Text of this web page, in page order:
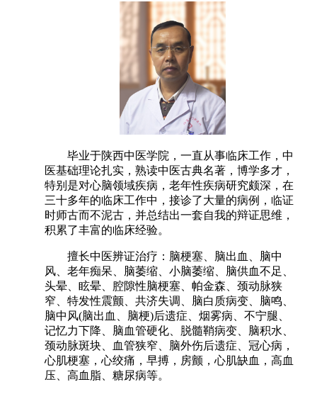
毕业于陕西中医学院，一直从事临床工作，中
医基础理论扎实，熟读中医古典名著，博学多才，
特别是对心脑领域疾病，老年性疾病研究颇深，在
三十多年的临床工作中，接诊了大量的病例，临证
时师古而不泥古，并总结出一套自我的辩证思维，
积累了丰富的临床经验。
擅长中医辨证治疗：脑梗塞、脑出血、脑中
风、老年痴呆、脑萎缩、小脑萎缩、脑供血不足、
头晕、眩晕、腔隙性脑梗塞、帕金森、颈动脉狭
窄、特发性震颤、共济失调、脑白质病变、脑鸣、
脑中风(脑出血、脑梗)后遗症、烟雾病、不宁腿、
记忆力下降、脑血管硬化、脱髓鞘病变、脑积水、
颈动脉斑块、血管狭窄、脑外伤后遗症、冠心病，
心肌梗塞，心绞痛，早搏，房颤，心肌缺血，高血
压、高血脂、糖尿病等。